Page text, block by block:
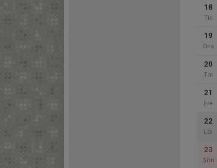
18
Tis
19
Ons
20
Tor
21
Fre
22
Lör
23
Sön